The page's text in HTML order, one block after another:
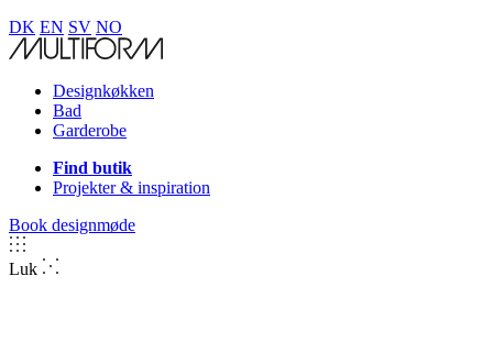
DK EN SV NO
Designkøkken
Bad
Garderobe
Find butik
Projekter & inspiration
Book designmøde
Luk